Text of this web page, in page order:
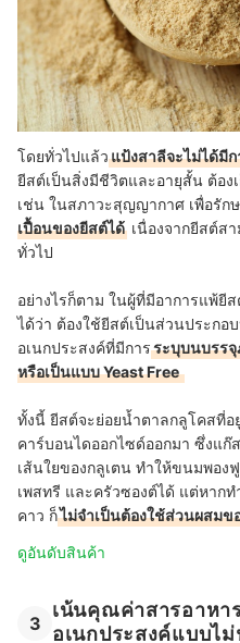
โดยทั่วไปแล้วแป้งสาลีจะไม่ได้มี
ยีสต์เป็นสิ่งมีชีวิตและอายุสั้น ต้อง
เช่น ในสภาวะสุญญากาศ เพื่อรัก
เปื้อนของยีสต์ได้ เนื่องจากยีสต์ส
ทั่วไป
อย่างไรก็ตาม ในผู้ที่มีอาการแพ้
ได้ว่า ต้องใช้ยีสต์เป็นส่วนประกอ
อเนกประสงค์ที่มีการระบุบนบรร
หรือเป็นแบบ Yeast Free
ทั้งนี้ ยีสต์จะย่อยน้ำตาลกลูโคสที่อ
คาร์บอนไดออกไซด์ออกมา ซึ่งแก๊
เส้นใยของกลูเตน ทำให้ขนมพอ
เพสทรี และครัวซองต์ได้ แต่หาก
คาว ก็ไม่จำเป็นต้องใช้ส่วนผสมข
ดูอันดับสินค้า
3
เน้นคุณค่าสารอาหา
อเนกประสงค์แบบไ